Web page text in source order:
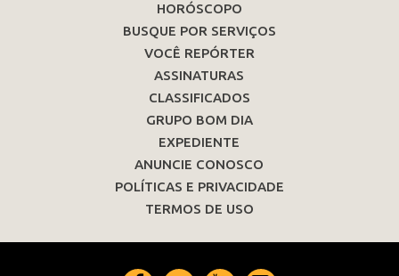
HORÓSCOPO
BUSQUE POR SERVIÇOS
VOCÊ REPÓRTER
ASSINATURAS
CLASSIFICADOS
GRUPO BOM DIA
EXPEDIENTE
ANUNCIE CONOSCO
POLÍTICAS E PRIVACIDADE
TERMOS DE USO